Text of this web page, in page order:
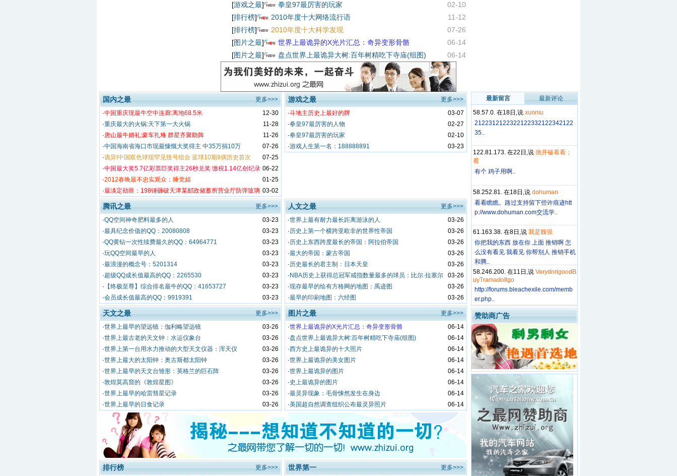
02-10
[游戏之最]
拳皇97最厉害的玩家
11-12
[排行榜]
2010年度十大网络流行语
07-26
[排行榜]
2010年度十大科学发现
06-14
[图片之最]
世界上最诡异的X光片汇总：奇异变形骨骼
06-14
[图片之最] 盘点世界上最诡异大树:百年树精吃下寺庙(组图)
更多>>>
国内之最
12-30
·中国重庆现最牛空中连廊:离地68.5米
11-28
·重庆最大的火锅:天下第一大火锅
11-26
·唐山最牛婚礼:豪车扎堆 群星齐聚助阵
07-26
·中国海南省海口市现最慷慨大奖得主 中35万捐10万
07-25
·诡异!中国双色球现罕见怪号组合 蓝球10期8偶历史首次
06-22
·中国最大奖5.7亿彩票巨奖得主26秒兑奖 缴税1.14亿创纪录
01-25
·2012春晚最不忠实观众：睡觉姐
03-02
·最淡定劫匪：198锤砸破天津某邮政储蓄所营业厅防弹玻璃
更多>>>
游戏之最
03-07
·斗地主历史上最好的牌
02-27
·拳皇97最厉害的人物
02-10
·拳皇97最厉害的玩家
03-23
·游戏人生第一名：188888891
更多>>>
腾讯之最
03-23
·QQ空间神奇肥料最多的人
03-23
·最具纪念价值的QQ：20080808
03-23
·QQ黄钻一次性续费最久的QQ：64964771
03-23
·玩QQ空间最早的人
03-23
·最浪漫的概念号：5201314
03-23
·超级QQ成长值最高的QQ：2265530
03-23
· 【终极至尊】综合排名最牛的QQ：41653727
03-23
·会员成长值最高的QQ：9919391
更多>>>
人文之最
03-26
·世界上最有耐力最长距离游泳的人
03-26
·历史上第一个横跨亚欧非的世界性帝国
03-26
·历史上东西跨度最长的帝国：阿拉伯帝国
03-26
·最大的帝国：蒙古帝国
03-26
·历史最长的君主制：日本天皇
03-26
· NBA历史上获得总冠军戒指数量最多的球员：比尔·拉塞尔
03-26
·现存最早的绘有方格网的地图：禹迹图
03-26
·最早的印刷地图：六经图
更多>>>
天文之最
03-26
·世界上最早的望远镜：伽利略望远镜
03-26
·世界上最古老的天文钟：水运仪象台
03-26
·世界上第一台用水力推动的大型天文仪器：浑天仪
03-26
·世界上最大的太阳钟：奥古斯都太阳钟
03-26
·世界上最早的天文台雏形：英格兰的巨石阵
03-26
·敦煌莫高窟的《敦煌星图》
03-26
·世界上最早的哈雷彗星记录
03-26
·世界上最早的日食记录
更多>>>
图片之最
06-14
·世界上最诡异的X光片汇总：奇异变形骨骼
06-14
·盘点世界上最诡异大树:百年树精吃下寺庙(组图)
06-14
·西方史上最诡异的十大照片
06-14
·世界上最诡异的美女图片
06-14
·世界上最诡异的图片
06-14
·史上最诡异的图片
06-14
·最灵异现象：毛骨悚然发生在身边
06-14
·美国超自然调查组织公布最灵异照片
更多>>>
排行榜 更多>>>
世界第一
最新留言
最新评论
58.57.0. 在18日,说 xunniu
2122312122322122332122342122
35..
122.81.173. 在22日,说 抛开破看看；
看
有个 鸡子用啊..
58.252.81. 在18日,说 dohuman
看看瞧瞧。路过支持留下些许痕迹htt
p://www.dohuman.com交流学..
61.163.38. 在8日,说 我是魏强
你把我的东西 放在你 上面 推销啊 怎
么没有看见 我看见 你帮别人 推销手机
和腾..
58.246.200. 在11日,说 VerydnrigoodB
uyTramadoltgo
http://forums.bleachexile.com/memb
er.php..
赞助商广告